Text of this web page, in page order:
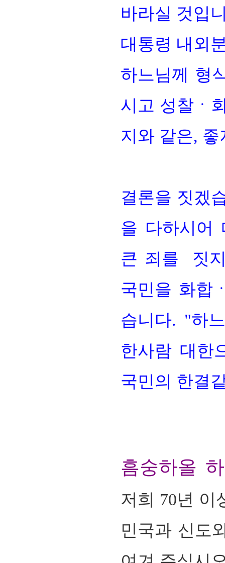
바라실 것입
대통령 내외
하느님께 형
시고 성찰ㆍ
지와 같은,
결론을 짓겠
을 다하시어
큰 죄를 짓
국민을 화합
습니다. "하
한사람 대한
국민의 한결
흠숭하올
저희 70년 이
민국과 신도